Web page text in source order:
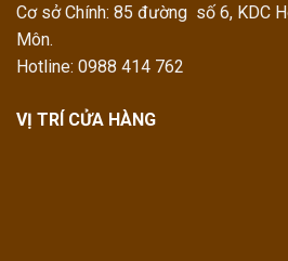
Cơ sở Chính: 85 đường số 6, KDC
Môn.
Hotline: 0988 414 762
VỊ TRÍ CỬA HÀNG